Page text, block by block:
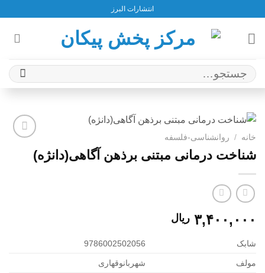
content
انتشارات البرز
جستجو
برای:
خانه / روانشناسی-فلسفه
شناخت درمانی مبتنی برذهن آگاهی(دانژه)
۳,۴۰۰,۰۰۰ ریال
شابک 9786002502056
مولف شهربانوقهاری